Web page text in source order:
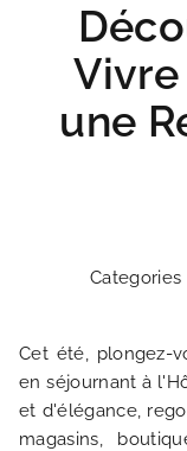
Vivre
une
Categories
Cet été, plongez-
en séjournant à
et d'élégance,
magasins,